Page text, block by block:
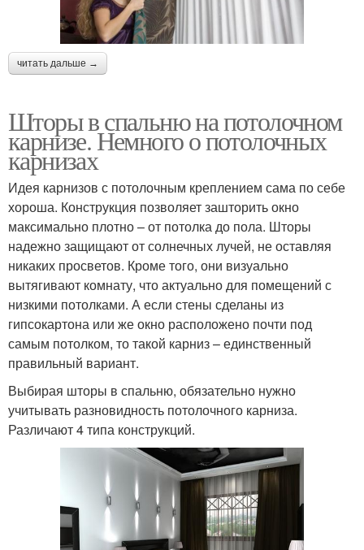
читать дальше →
Шторы в спальню на потолочном
карнизе. Немного о потолочных
карнизах
Идея карнизов с потолочным креплением сама по себе
хороша. Конструкция позволяет зашторить окно
максимально плотно – от потолка до пола. Шторы
надежно защищают от солнечных лучей, не оставляя
никаких просветов. Кроме того, они визуально
вытягивают комнату, что актуально для помещений с
низкими потолками. А если стены сделаны из
гипсокартона или же окно расположено почти под
самым потолком, то такой карниз – единственный
правильный вариант.
Выбирая шторы в спальню, обязательно нужно
учитывать разновидность потолочного карниза.
Различают 4 типа конструкций.